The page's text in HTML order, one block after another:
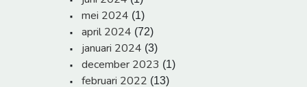
mei 2024 (1)
april 2024 (72)
januari 2024 (3)
december 2023 (1)
februari 2022 (13)